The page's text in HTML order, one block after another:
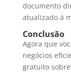
documento
atualizado à
Conclusão
Agora que
negócios
gratuito